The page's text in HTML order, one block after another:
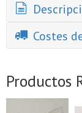
Costes
Productos